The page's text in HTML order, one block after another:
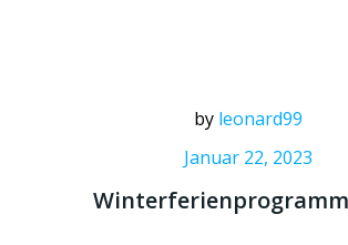
by leonard99
Januar 22, 2023
Winterferienprogramm